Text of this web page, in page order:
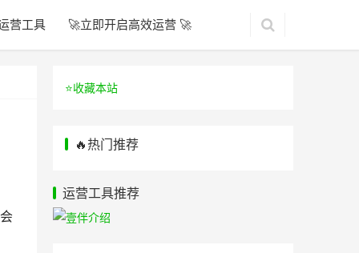
营工具 🚀立即开启高效运营 🚀
⭐️收藏本站
🔥热门推荐
运营工具推荐